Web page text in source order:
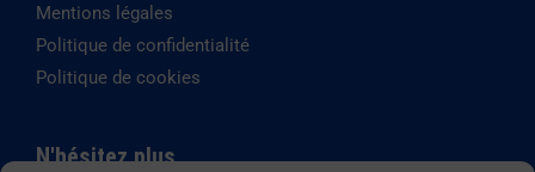
Mentions légales
Politique de confidentialité
Politique de cookies
N'hésitez plus